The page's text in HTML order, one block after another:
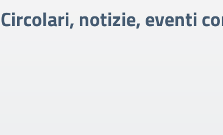
Circolari, notizie, eventi